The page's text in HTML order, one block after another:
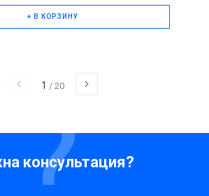
+ В КОРЗИНУ
1 / 20
консультация?